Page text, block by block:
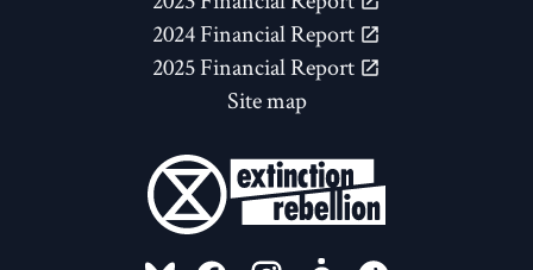
2024 Financial Report
2025 Financial Report
Site map